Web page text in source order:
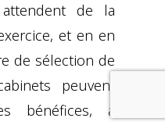
de la
et en en
de sélection de
peuvent
bénéfices, à